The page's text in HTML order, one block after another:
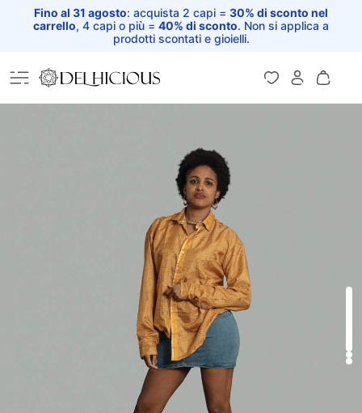
Fino al 31 agosto: acquista 2 capi = 30% di sconto nel
carrello, 4 capi o più = 40% di sconto. Non si applica a
prodotti scontati e gioielli.
Home